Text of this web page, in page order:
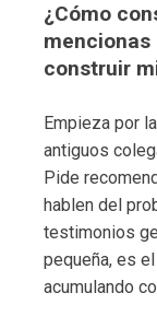
¿Cómo
mencionas
construir
Empieza por
antiguos
Pide
hablen del
testimonios
pequeña, es
acumulando